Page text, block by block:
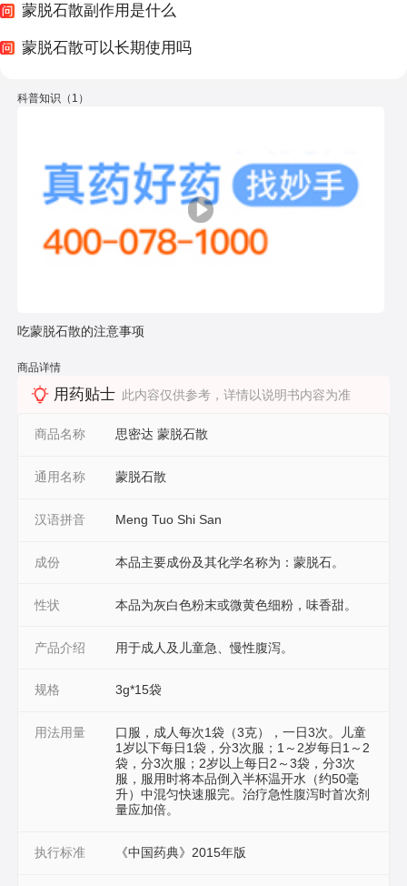
蒙脱石散副作用是什么
蒙脱石散可以长期使用吗
科普知识（1）
吃蒙脱石散的注意事项
商品详情
用药贴士 此内容仅供参考，详情以说明书内容为准
商品名称 思密达 蒙脱石散
通用名称 蒙脱石散
汉语拼音 Meng Tuo Shi San
成份 本品主要成份及其化学名称为：蒙脱石。
性状 本品为灰白色粉末或微黄色细粉，味香甜。
产品介绍 用于成人及儿童急、慢性腹泻。
规格 3g*15袋
用法用量
口服，成人每次1袋（3克），一日3次。儿童
1岁以下每日1袋，分3次服；1～2岁每日1～2
袋，分3次服；2岁以上每日2～3袋，分3次
服，服用时将本品倒入半杯温开水（约50毫
升）中混匀快速服完。治疗急性腹泻时首次剂
量应加倍。
执行标准 《中国药典》2015年版